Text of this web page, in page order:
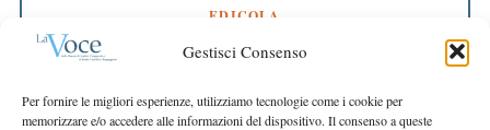
Gestisci Consenso
Per fornire le migliori esperienze, utilizziamo tecnologie come i cookie per
memorizzare e/o accedere alle informazioni del dispositivo. Il consenso a queste
EDICOLA
La crisi vista da una banca locale. Faccia a faccia
con i giornalisti